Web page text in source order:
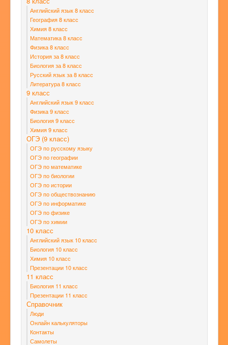
Английский язык 8 класс
География 8 класс
Химия 8 класс
Математика 8 класс
Физика 8 класс
История за 8 класс
Биология за 8 класс
Русский язык за 8 класс
Литература 8 класс
9 класс
Английский язык 9 класс
Физика 9 класс
Биология 9 класс
Химия 9 класс
ОГЭ (9 класс)
ОГЭ по русскому языку
ОГЭ по географии
ОГЭ по математике
ОГЭ по биологии
ОГЭ по истории
ОГЭ по обществознанию
ОГЭ по информатике
ОГЭ по физике
ОГЭ по химии
10 класс
Английский язык 10 класс
Биология 10 класс
Химия 10 класс
Презентации 10 класс
11 класс
Биология 11 класс
Презентации 11 класс
Справочник
Люди
Онлайн калькуляторы
Контакты
Самолеты